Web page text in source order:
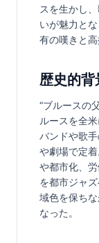
スを生かし
いが魅力と
有の嘆きと
歴史的背
“ブルースの
ルースを全
バンドや歌
や劇場で定
や都市化、
を都市ジャ
域色を保ち
なった。